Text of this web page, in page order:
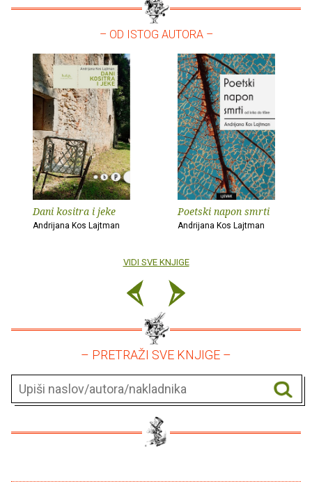
– OD ISTOG AUTORA –
Dani kositra i jeke
Andrijana Kos Lajtman
Poetski napon smrti
Andrijana Kos Lajtman
VIDI SVE KNJIGE
– PRETRAŽI SVE KNJIGE –